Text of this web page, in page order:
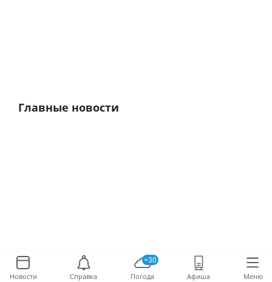
Главные новости
Новости Справка
+30
Погода Афиша Меню